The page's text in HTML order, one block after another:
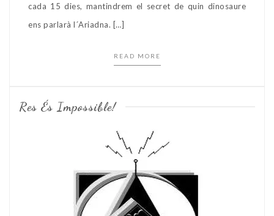
cada 15 dies, mantindrem el secret de quin dinosaure
ens parlarà l´Ariadna. […]
READ MORE
Res És Impossible!